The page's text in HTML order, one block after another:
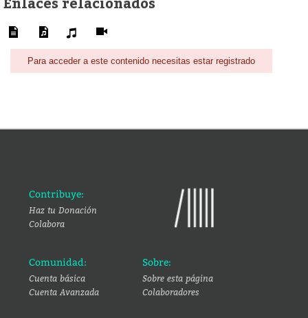
Para acceder a este contenido necesitas estar registrado
Contribuye:
Haz tu Donación
Colabora
Comunidad:
Cuenta básica
Cuenta Avanzada
Sobre:
Sobre esta página
Colaboradores